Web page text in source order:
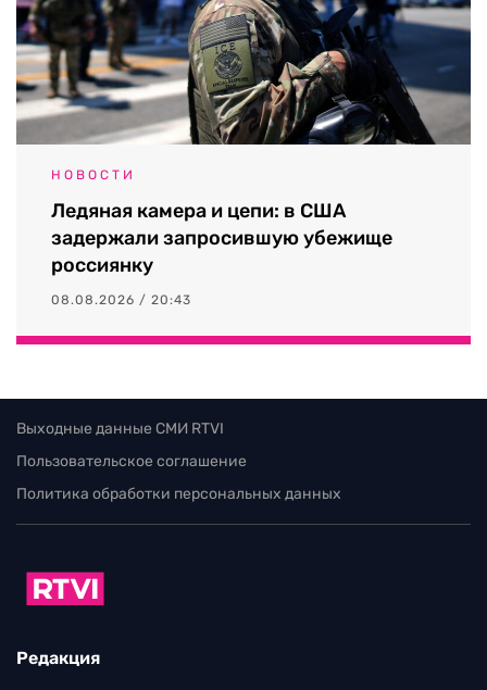
НОВОСТИ
Ледяная камера и цепи: в США
задержали запросившую убежище
россиянку
08.08.2026 / 20:43
Выходные данные СМИ RTVI
Пользовательское соглашение
Политика обработки персональных данных
Редакция